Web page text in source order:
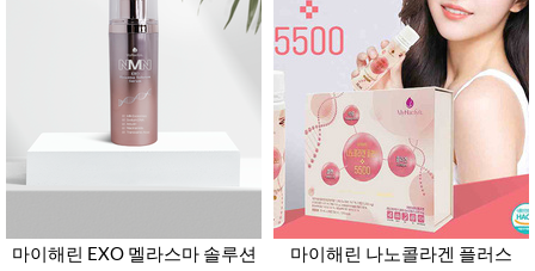
마이해린 EXO 멜라스마 솔루션
마이해린 나노콜라겐 플러스